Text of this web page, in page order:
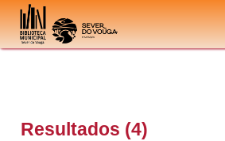
Ir para o conteúdo
Resultados (4)